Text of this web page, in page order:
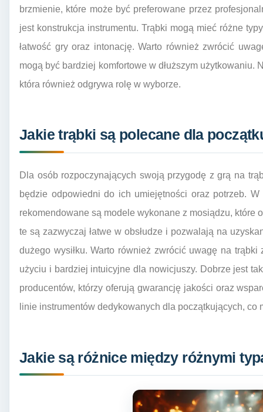
brzmienie, które może być preferowane przez
jest konstrukcja instrumentu. Trąbki mogą mieć różne
łatwość gry oraz intonację. Warto również zwrócić
mogą być bardziej komfortowe w dłuższym użytkowaniu.
która również odgrywa rolę w wyborze.
Jakie trąbki są polecane dla
Dla osób rozpoczynających swoją przygodę z grą na
będzie odpowiedni do ich umiejętności oraz potrzeb.
rekomendowane są modele wykonane z mosiądzu, które
te są zazwyczaj łatwe w obsłudze i pozwalają na
dużego wysiłku. Warto również zwrócić uwagę na
użyciu i bardziej intuicyjne dla nowicjuszy. Dobrze jest
producentów, którzy oferują gwarancję jakości oraz
linie instrumentów dedykowanych dla początkujących, co
Jakie są różnice między różnymi